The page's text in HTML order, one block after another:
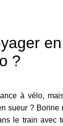
?
à vélo,
sueur ? Bonne
le train avec